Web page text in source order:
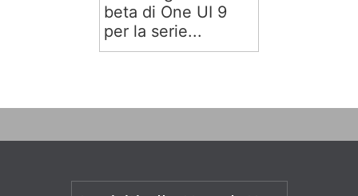
beta di One UI 9
per la serie...